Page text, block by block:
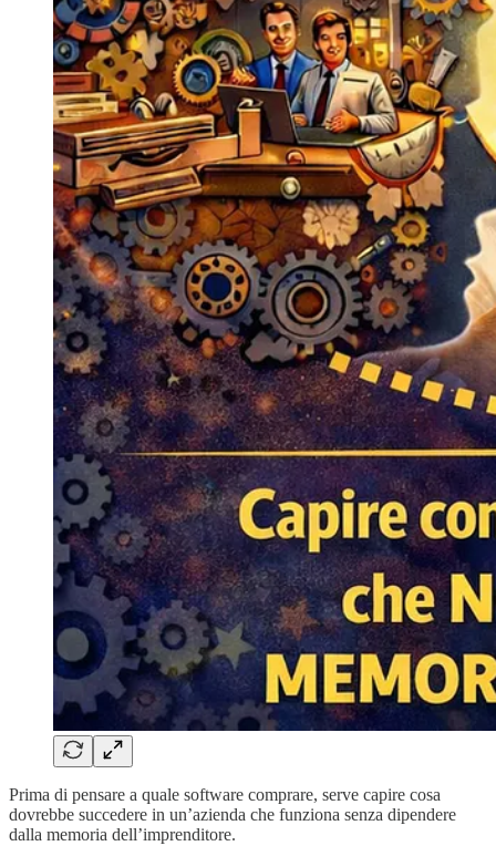
Prima di pensare a quale software comprare, serve capire cosa
dovrebbe succedere in un’azienda che funziona senza dipendere
dalla memoria dell’imprenditore.